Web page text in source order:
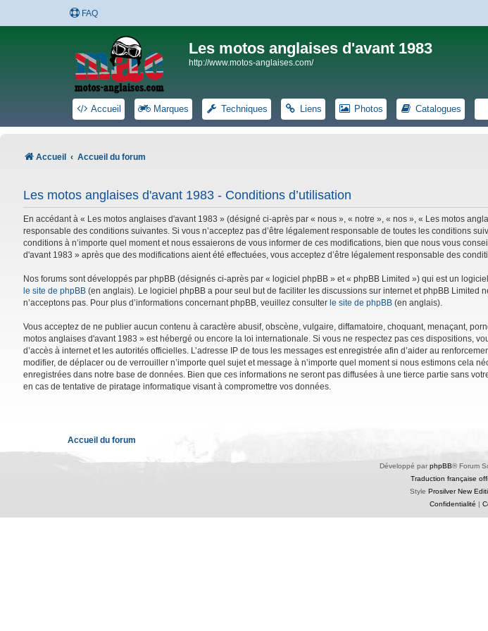
FAQ
Les motos anglaises d'avant 1983
http://www.motos-anglaises.com/
Accueil Marques Techniques Liens Photos Catalogues
Accueil Accueil du forum
Les motos anglaises d'avant 1983 - Conditions d’utilisation
En accédant à « Les motos anglaises d'avant 1983 » (désigné ci-après par « nous », « notre », « nos », « Les motos
responsable des conditions suivantes. Si vous n’acceptez pas d’être légalement responsable de toutes les conditions
conditions à n’importe quel moment et nous essaierons de vous informer de ces modifications, bien que nous vous
d'avant 1983 » après que des modifications aient été effectuées, vous acceptez d’être légalement responsable des
Nos forums sont développés par phpBB (désignés ci-après par « logiciel phpBB » et « phpBB Limited ») qui est un
le site de phpBB (en anglais). Le logiciel phpBB a pour seul but de faciliter les discussions sur internet et phpBB
n’acceptons pas. Pour plus d’informations concernant phpBB, veuillez consulter le site de phpBB (en anglais).
Vous acceptez de ne publier aucun contenu à caractère abusif, obscène, vulgaire, diffamatoire, choquant, menaçant,
motos anglaises d'avant 1983 » est hébergé ou encore la loi internationale. Si vous ne respectez pas ces dispositions,
d’accès à internet et les autorités officielles. L’adresse IP de tous les messages est enregistrée afin d’aider au
modifier, de déplacer ou de verrouiller n’importe quel sujet et message à n’importe quel moment si nous estimons cela
enregistrées dans notre base de données. Bien que ces informations ne seront pas diffusées à une tierce partie sans
en cas de tentative de piratage informatique visant à compromettre vos données.
Accueil du forum
Développé par phpBB® Forum
Traduction française
Style Prosilver New
Confidentialité